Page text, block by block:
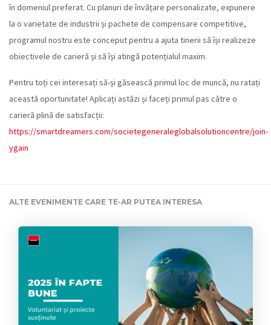
în domeniul preferat. Cu planuri de învățare personalizate, expunere
la o varietate de industrii și pachete de compensare competitive,
programul nostru este conceput pentru a ajuta tinerii să își realizeze
obiectivele de carieră și să își atingă potențialul maxim.
Pentru toți cei interesați să-și găsească primul loc de muncă, nu ratați
această oportunitate! Aplicați astăzi și faceți primul pas către o
carieră plină de satisfacții:
https://smartdreamers.com/societegeneraleglobalsolutioncentre/join-
ygain
ALTE EVENIMENTE CARE TE-AR PUTEA INTERESA